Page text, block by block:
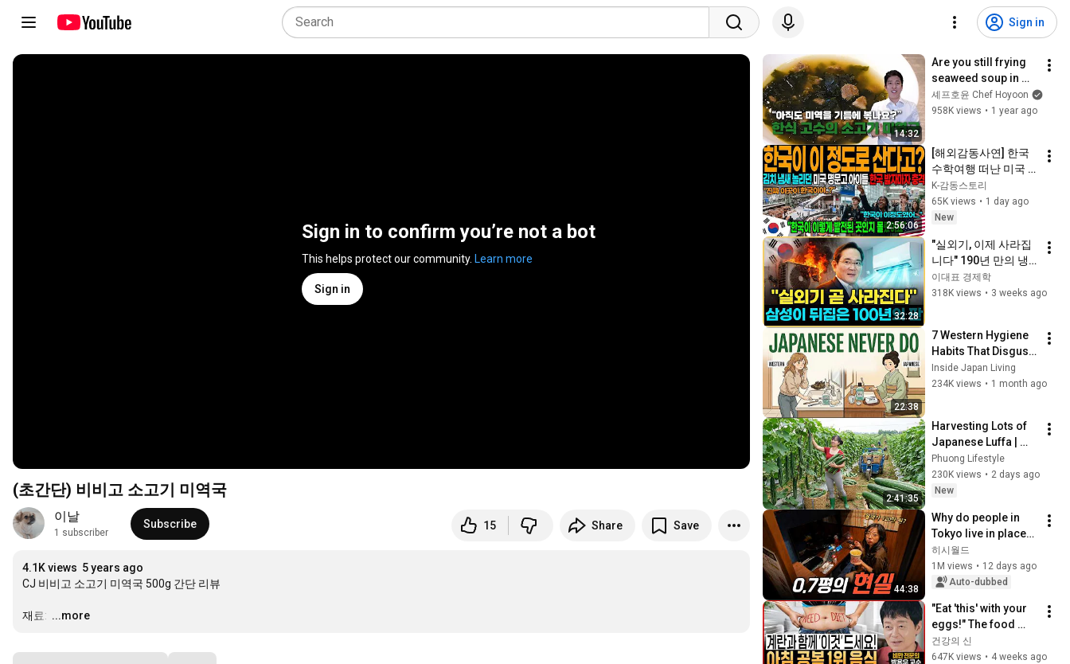
Sign in
Sign in to confirm you’re not a bot
This helps protect our community. Learn more
Sign in
(초간단) 비비고 소고기 미역국
이날
1 subscriber
Subscribe 15 Share Save
4.1K views 5 years ago
CJ 비비고 소고기 미역국 500g 간단 리뷰
재료: …
...more
14:32
Are you still frying
seaweed soup in
oil? A Korean
cuisine expert
셰프호윤 Chef Hoyoon
958K views • 1 year ago
2:56:06
[해외감동사연] 한국
수학여행 떠난 미국
명문고 학생들 발칵
뒤집혔다, 인천공항
하루 입국객 24만명
K-감동스토리
65K views • 1 day ago
New
32:28
"실외기, 이제 사라집
니다" 190년 만의 냉
각 혁명, 미국·일본이
못 푼 걸 삼성이 해냈
이대표 경제학
318K views • 3 weeks ago
22:38
7 Western Hygiene
Habits That Disgust
Japanese People —
Stop Doing These
Inside Japan Living
234K views • 1 month ago
2:41:35
Harvesting Lots of
Japanese Luffa |
Taking Fresh Luffa
to the Countryside
Market
Phuong Lifestyle
230K views • 2 days ago
New
44:38
Why do people in
Tokyo live in places
like this instead of a
real home?
히시월드
1M views • 12 days ago
Auto-dubbed
"Eat 'this' with your
eggs!" The food
doctors eat every
morning on an
건강의 신
647K views • 4 weeks ago